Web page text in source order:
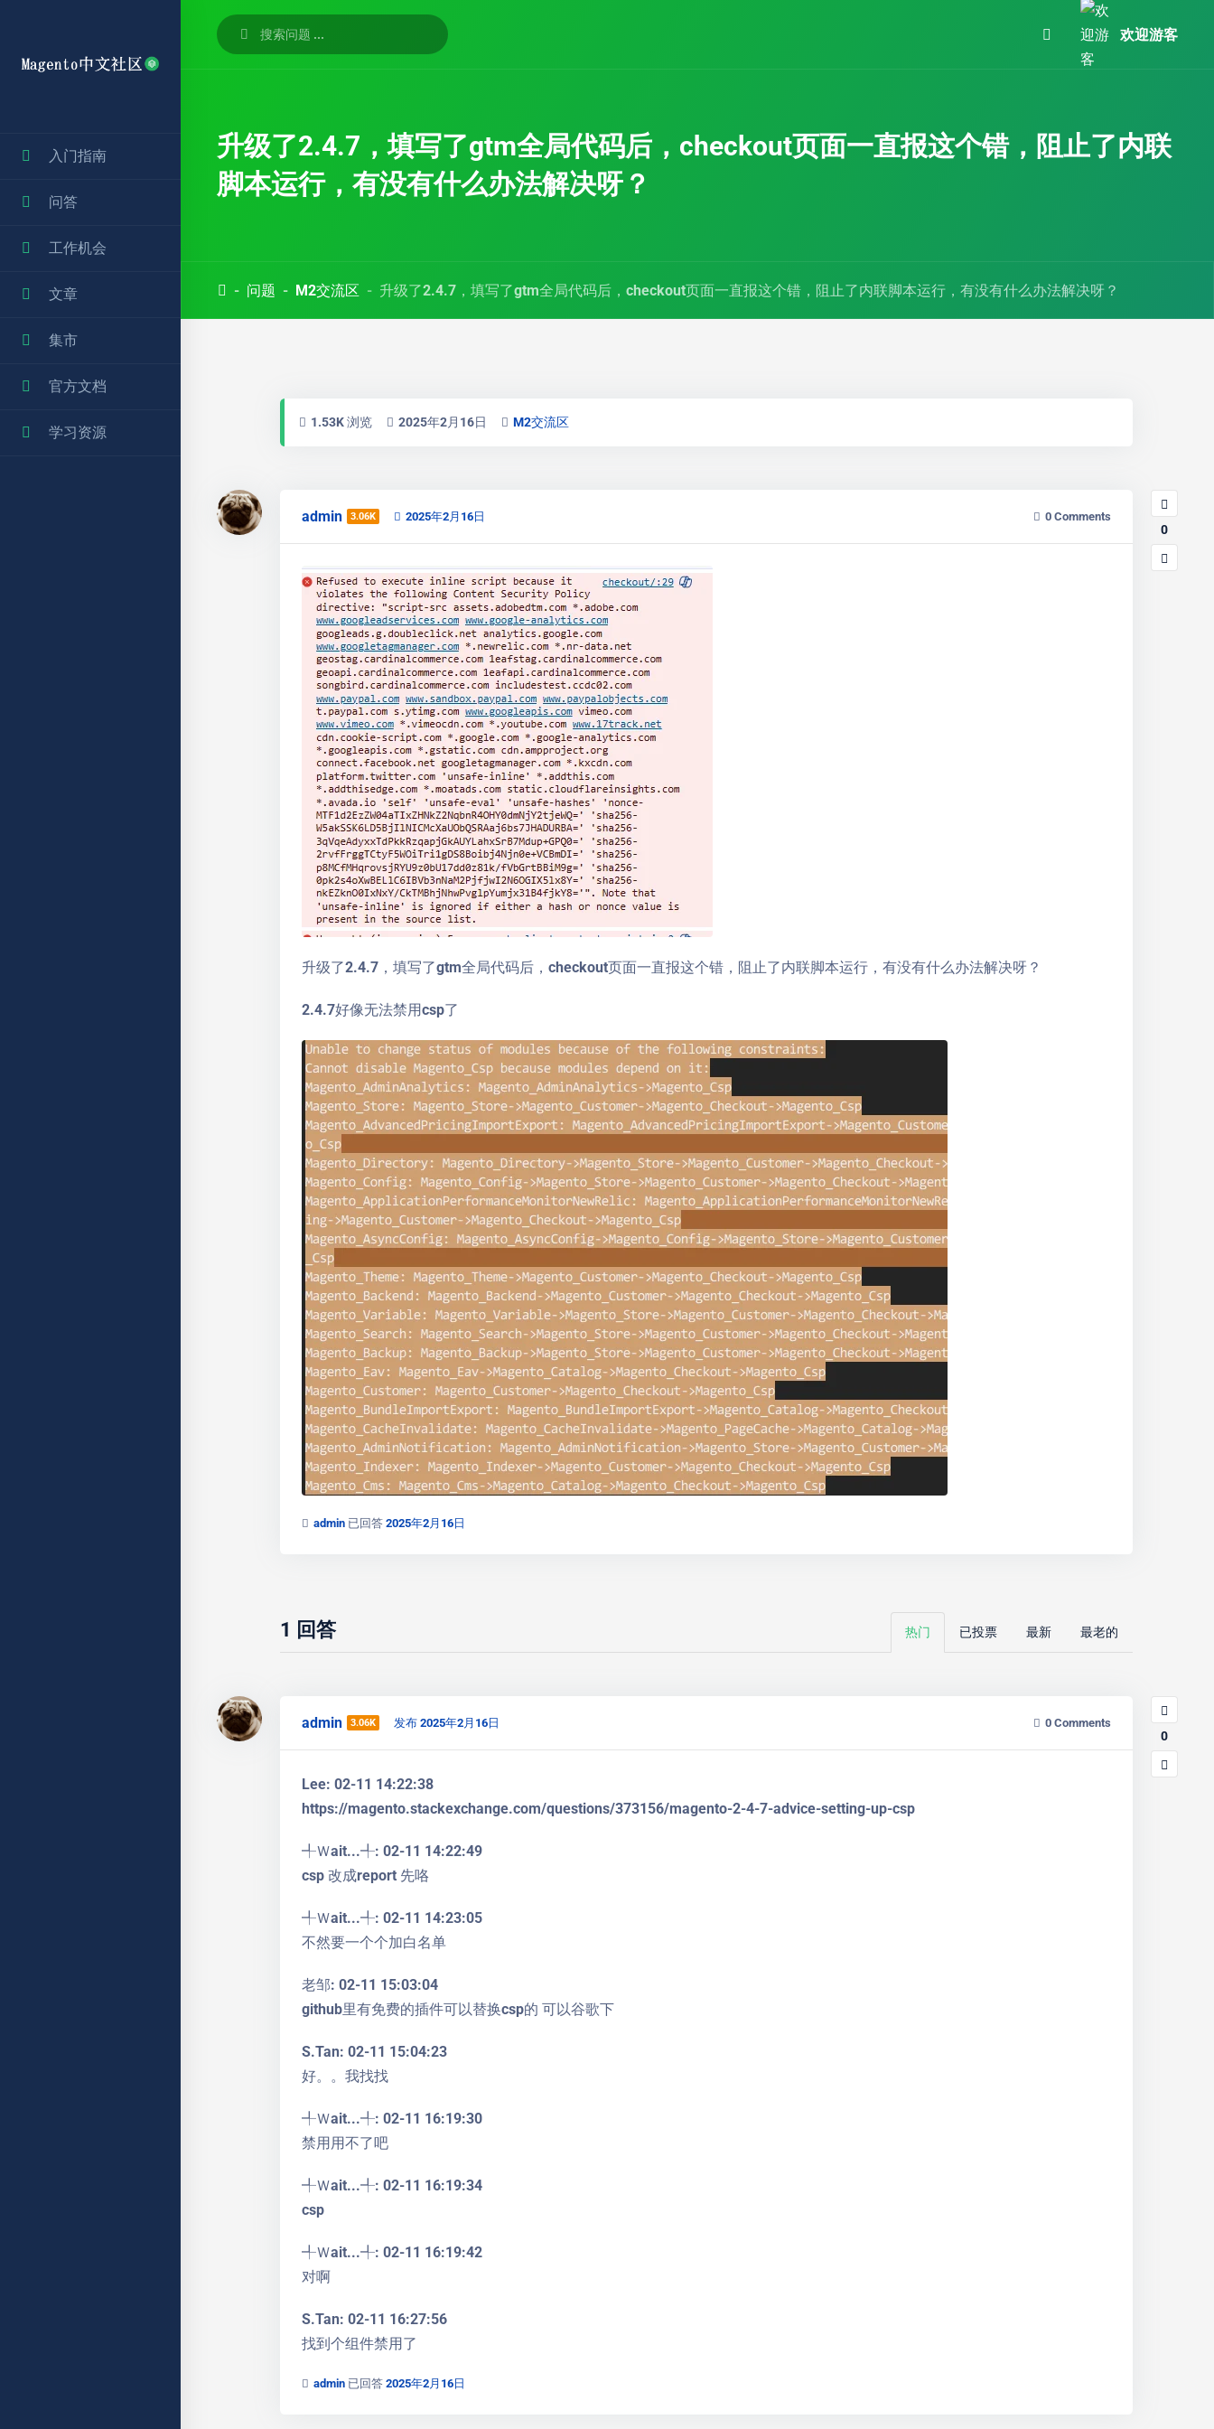
入门指南
问答
工作机会
文章
集市
官方文档
学习资源
欢迎游客
升级了2.4.7，填写了gtm全局代码后，checkout页面一直报这个错，阻止了内联
脚本运行，有没有什么办法解决呀？
问题 M2交流区 升级了2.4.7，填写了gtm全局代码后，checkout页面一直报这个错，阻止了内联脚本运行，有没有什么办法解决呀？
1.53K 浏览 2025年2月16日 M2交流区
admin 3.06K 2025年2月16日 0 Comments
升级了2.4.7，填写了gtm全局代码后，checkout页面一直报这个错，阻止了内联脚本运行，有没有什么办法解决呀？
2.4.7好像无法禁用csp了
admin 已回答 2025年2月16日
0
1 回答 热门 已投票 最新 最老的
admin 3.06K 发布 2025年2月16日 0 Comments
Lee: 02-11 14:22:38
https://magento.stackexchange.com/questions/373156/magento-2-4-7-advice-setting-up-csp
╃Ｗait...╃: 02-11 14:22:49
csp 改成report 先咯
╃Ｗait...╃: 02-11 14:23:05
不然要一个个加白名单
老邹: 02-11 15:03:04
github里有免费的插件可以替换csp的 可以谷歌下
S.Tan: 02-11 15:04:23
好。。我找找
╃Ｗait...╃: 02-11 16:19:30
禁用用不了吧
╃Ｗait...╃: 02-11 16:19:34
csp
╃Ｗait...╃: 02-11 16:19:42
对啊
S.Tan: 02-11 16:27:56
找到个组件禁用了
admin 已回答 2025年2月16日
0